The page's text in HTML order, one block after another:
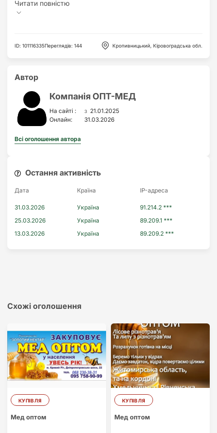
ID: 101116335Переглядів: 144 Кропивницький, Кіровоградська обл.
Автор
Компанія ОПТ-МЕД
На сайті : з 21.01.2025
Онлайн:
31.03.2026
Всі оголошення автора
Остання активність
Дата Країна IP-адреса
31.03.2026 Україна
91.214.2 ***
25.03.2026
Україна
89.209.1 ***
13.03.2026
Україна 89.209.2 ***
Схожі оголошення
КУПІВЛЯ
Мед оптом
КУПІВЛЯ
Мед оптом